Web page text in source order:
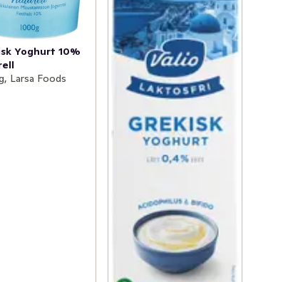
Yoghurt 10%
Larsa Foods